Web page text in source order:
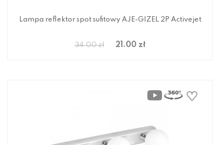
Lampa reflektor spot sufitowy AJE-GIZEL 2P Activejet
34.00 zł 21.00 zł